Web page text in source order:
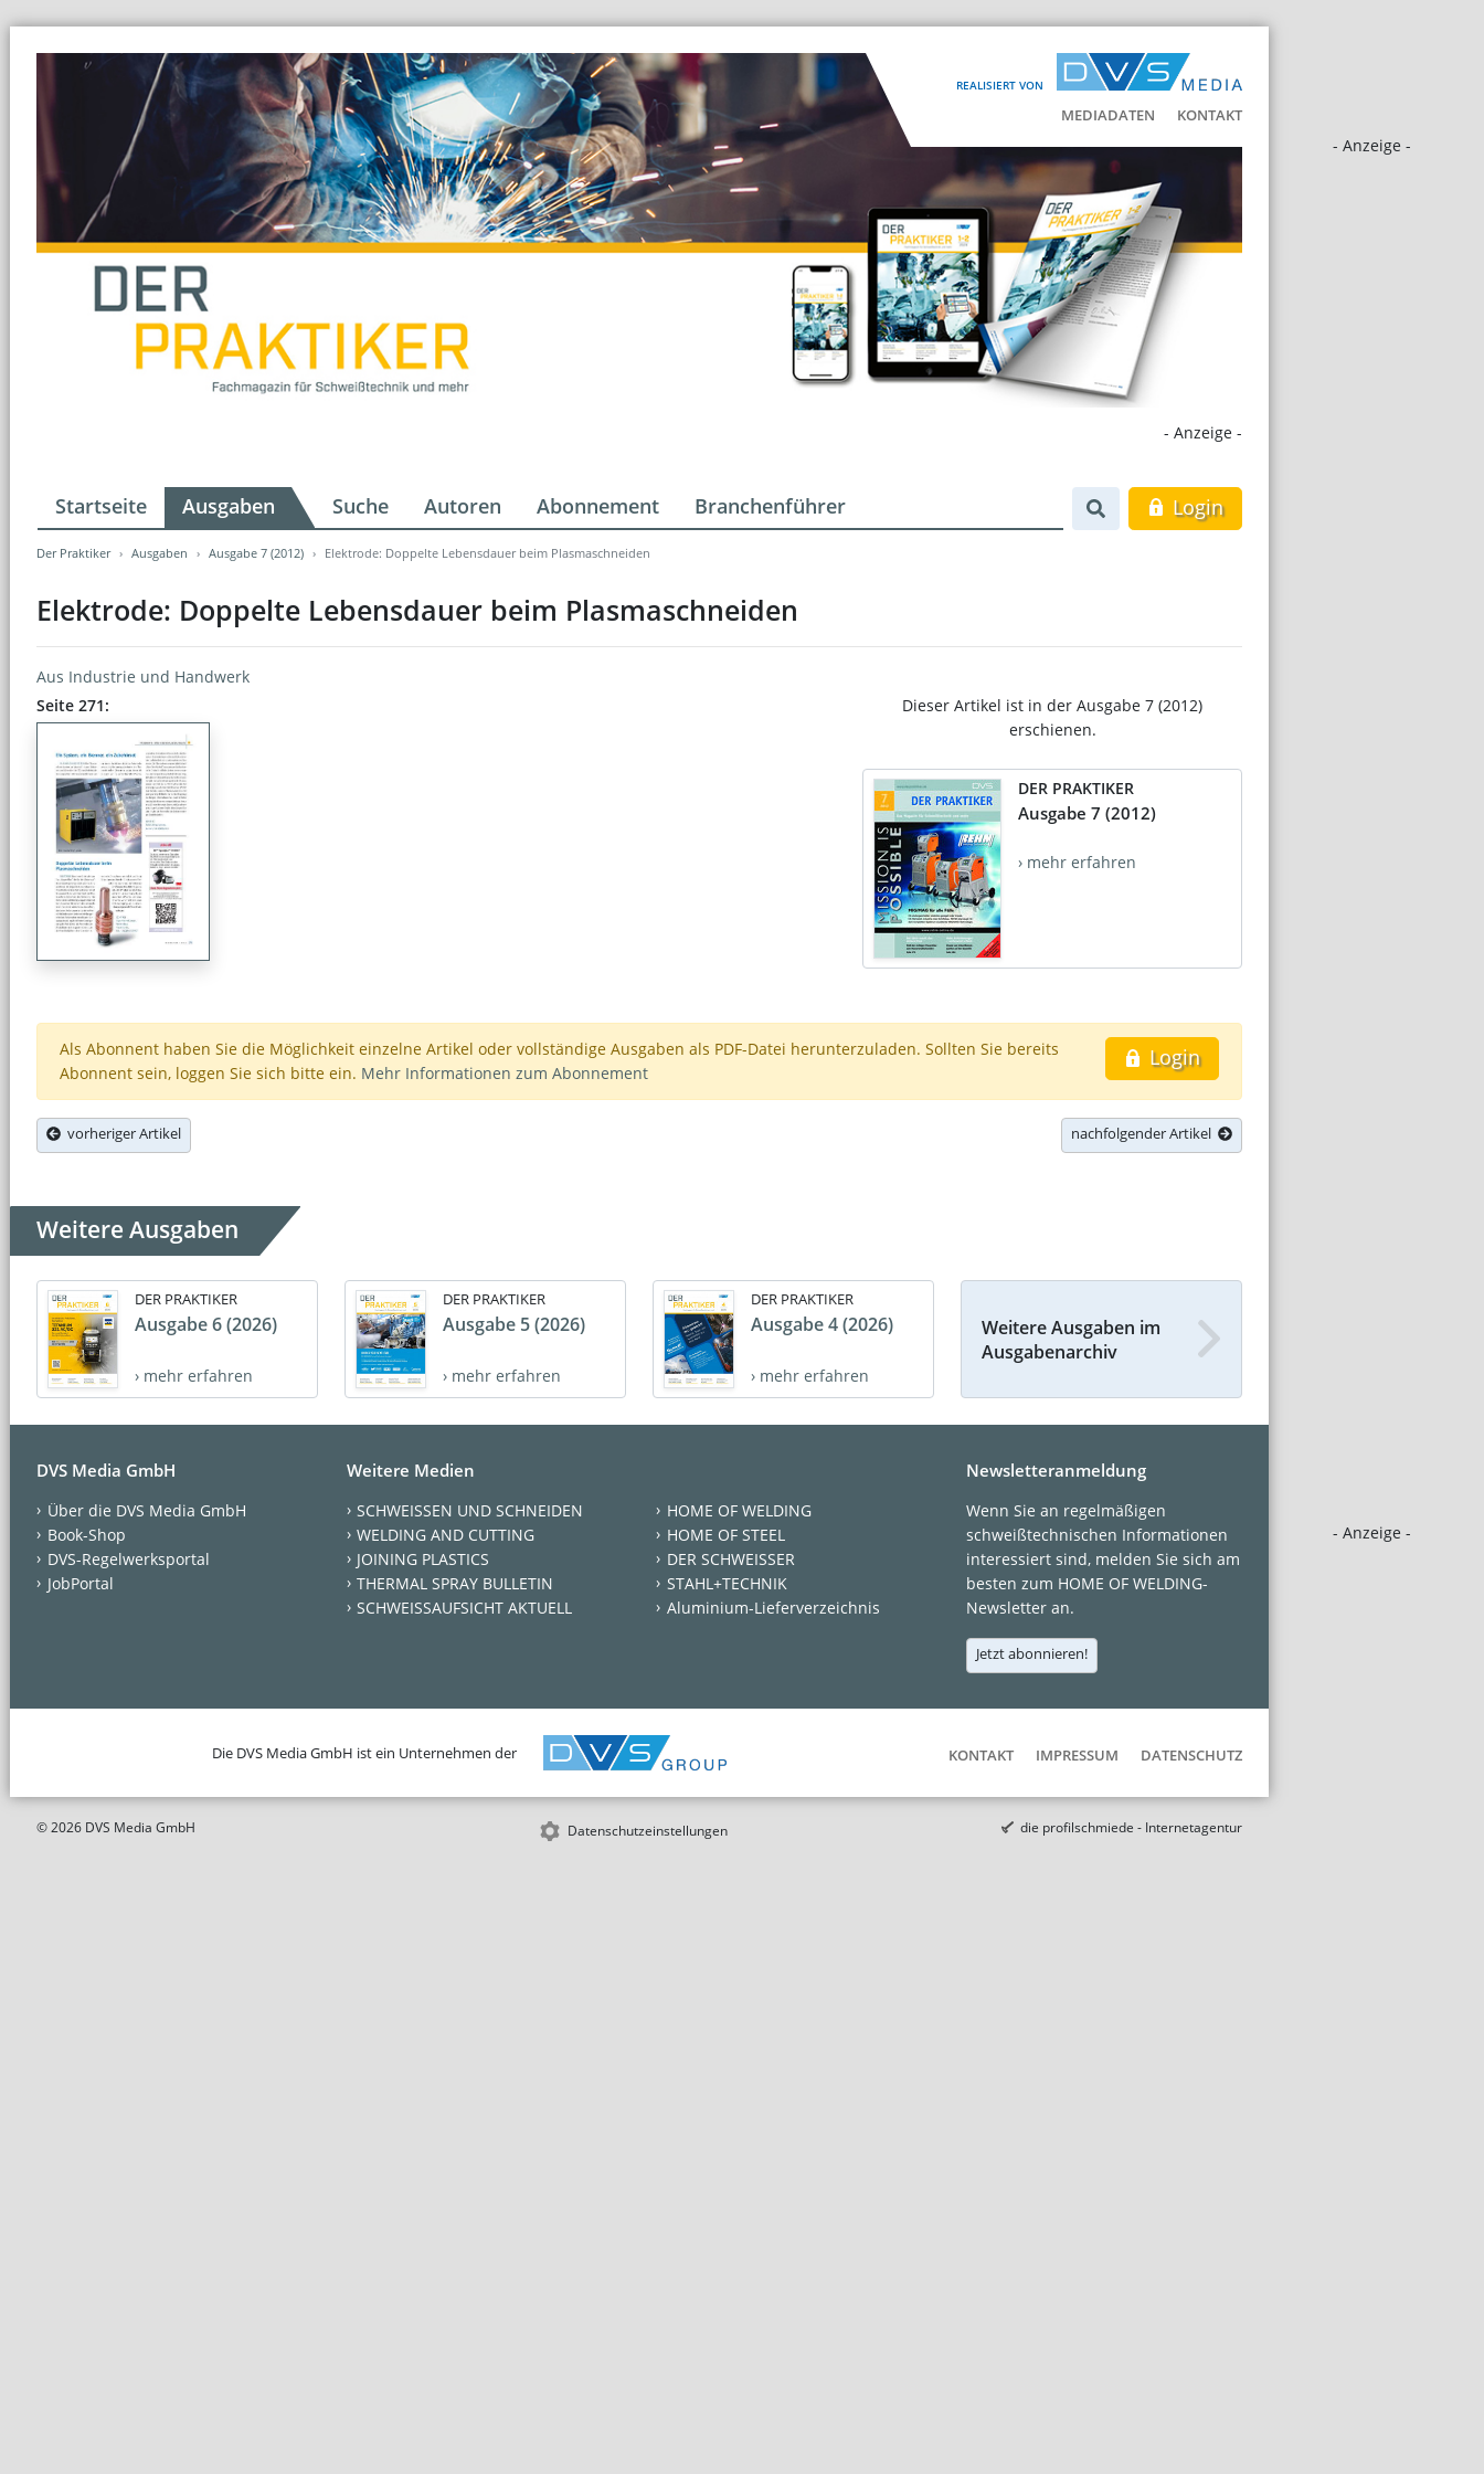
REALISIERT VON
MEDIADATEN KONTAKT
- Anzeige -
- Anzeige -
- Anzeige -
Startseite Ausgaben Suche Autoren Abonnement Branchenführer Login
Der Praktiker Ausgaben Ausgabe 7 (2012) Elektrode: Doppelte Lebensdauer beim Plasmaschneiden
Elektrode: Doppelte Lebensdauer beim Plasmaschneiden
Aus Industrie und Handwerk
Seite 271:
Dieser Artikel ist in der Ausgabe 7 (2012)
erschienen.
DER PRAKTIKER
Ausgabe 7 (2012)
› mehr erfahren
Login
Als Abonnent haben Sie die Möglichkeit einzelne Artikel oder vollständige Ausgaben als PDF-Datei herunterzuladen. Sollten Sie bereits
Abonnent sein, loggen Sie sich bitte ein. Mehr Informationen zum Abonnement
vorheriger Artikel nachfolgender Artikel
Weitere Ausgaben
DER PRAKTIKER
Ausgabe 6 (2026)
› mehr erfahren
DER PRAKTIKER
Ausgabe 5 (2026)
› mehr erfahren
DER PRAKTIKER
Ausgabe 4 (2026)
› mehr erfahren
Weitere Ausgaben im
Ausgabenarchiv
DVS Media GmbH
Über die DVS Media GmbH
Book-Shop
DVS-Regelwerksportal
JobPortal
Weitere Medien
SCHWEISSEN UND SCHNEIDEN
WELDING AND CUTTING
JOINING PLASTICS
THERMAL SPRAY BULLETIN
SCHWEISSAUFSICHT AKTUELL
HOME OF WELDING
HOME OF STEEL
DER SCHWEISSER
STAHL+TECHNIK
Aluminium-Lieferverzeichnis
Newsletteranmeldung
Wenn Sie an regelmäßigen
schweißtechnischen Informationen
interessiert sind, melden Sie sich am
besten zum HOME OF WELDING-
Newsletter an.
Jetzt abonnieren!
Die DVS Media GmbH ist ein Unternehmen der KONTAKT IMPRESSUM DATENSCHUTZ
© 2026 DVS Media GmbH Datenschutzeinstellungen die profilschmiede - Internetagentur